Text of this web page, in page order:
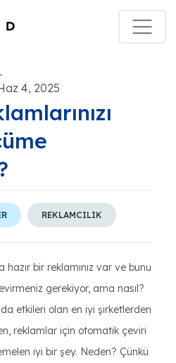
-
4, 2025
REKLAMCILIK
bir reklamınız var ve bunu
gerekiyor, ama nasıl?
etkileri olan en iyi şirketlerden
reklamlar için otomatik çeviri
iyi bir şey. Neden? Çünkü